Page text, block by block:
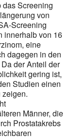
das Screening
von
Screening
inner­halb von 16
eine
dagegen in den
der Anteil der
gering ist,
Studien einen
Männer, die
Prostatakrebs